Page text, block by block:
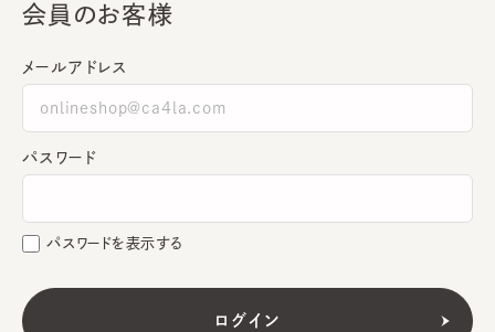
会員のお客様
メールアドレス
パスワード
パスワードを表示する